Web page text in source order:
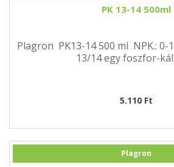
PK 13-14 500ml
Plagron PK13-14 500 ml NPK.: 0-
13/14 egy foszfor-
5.110 Ft
Plagron